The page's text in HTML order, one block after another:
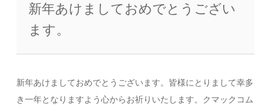
新年あけましておめでとうござい
ます。
新年あけましておめでとうございます。皆様にとりまして幸多
き一年となりますよう心からお祈りいたします。クマックコム